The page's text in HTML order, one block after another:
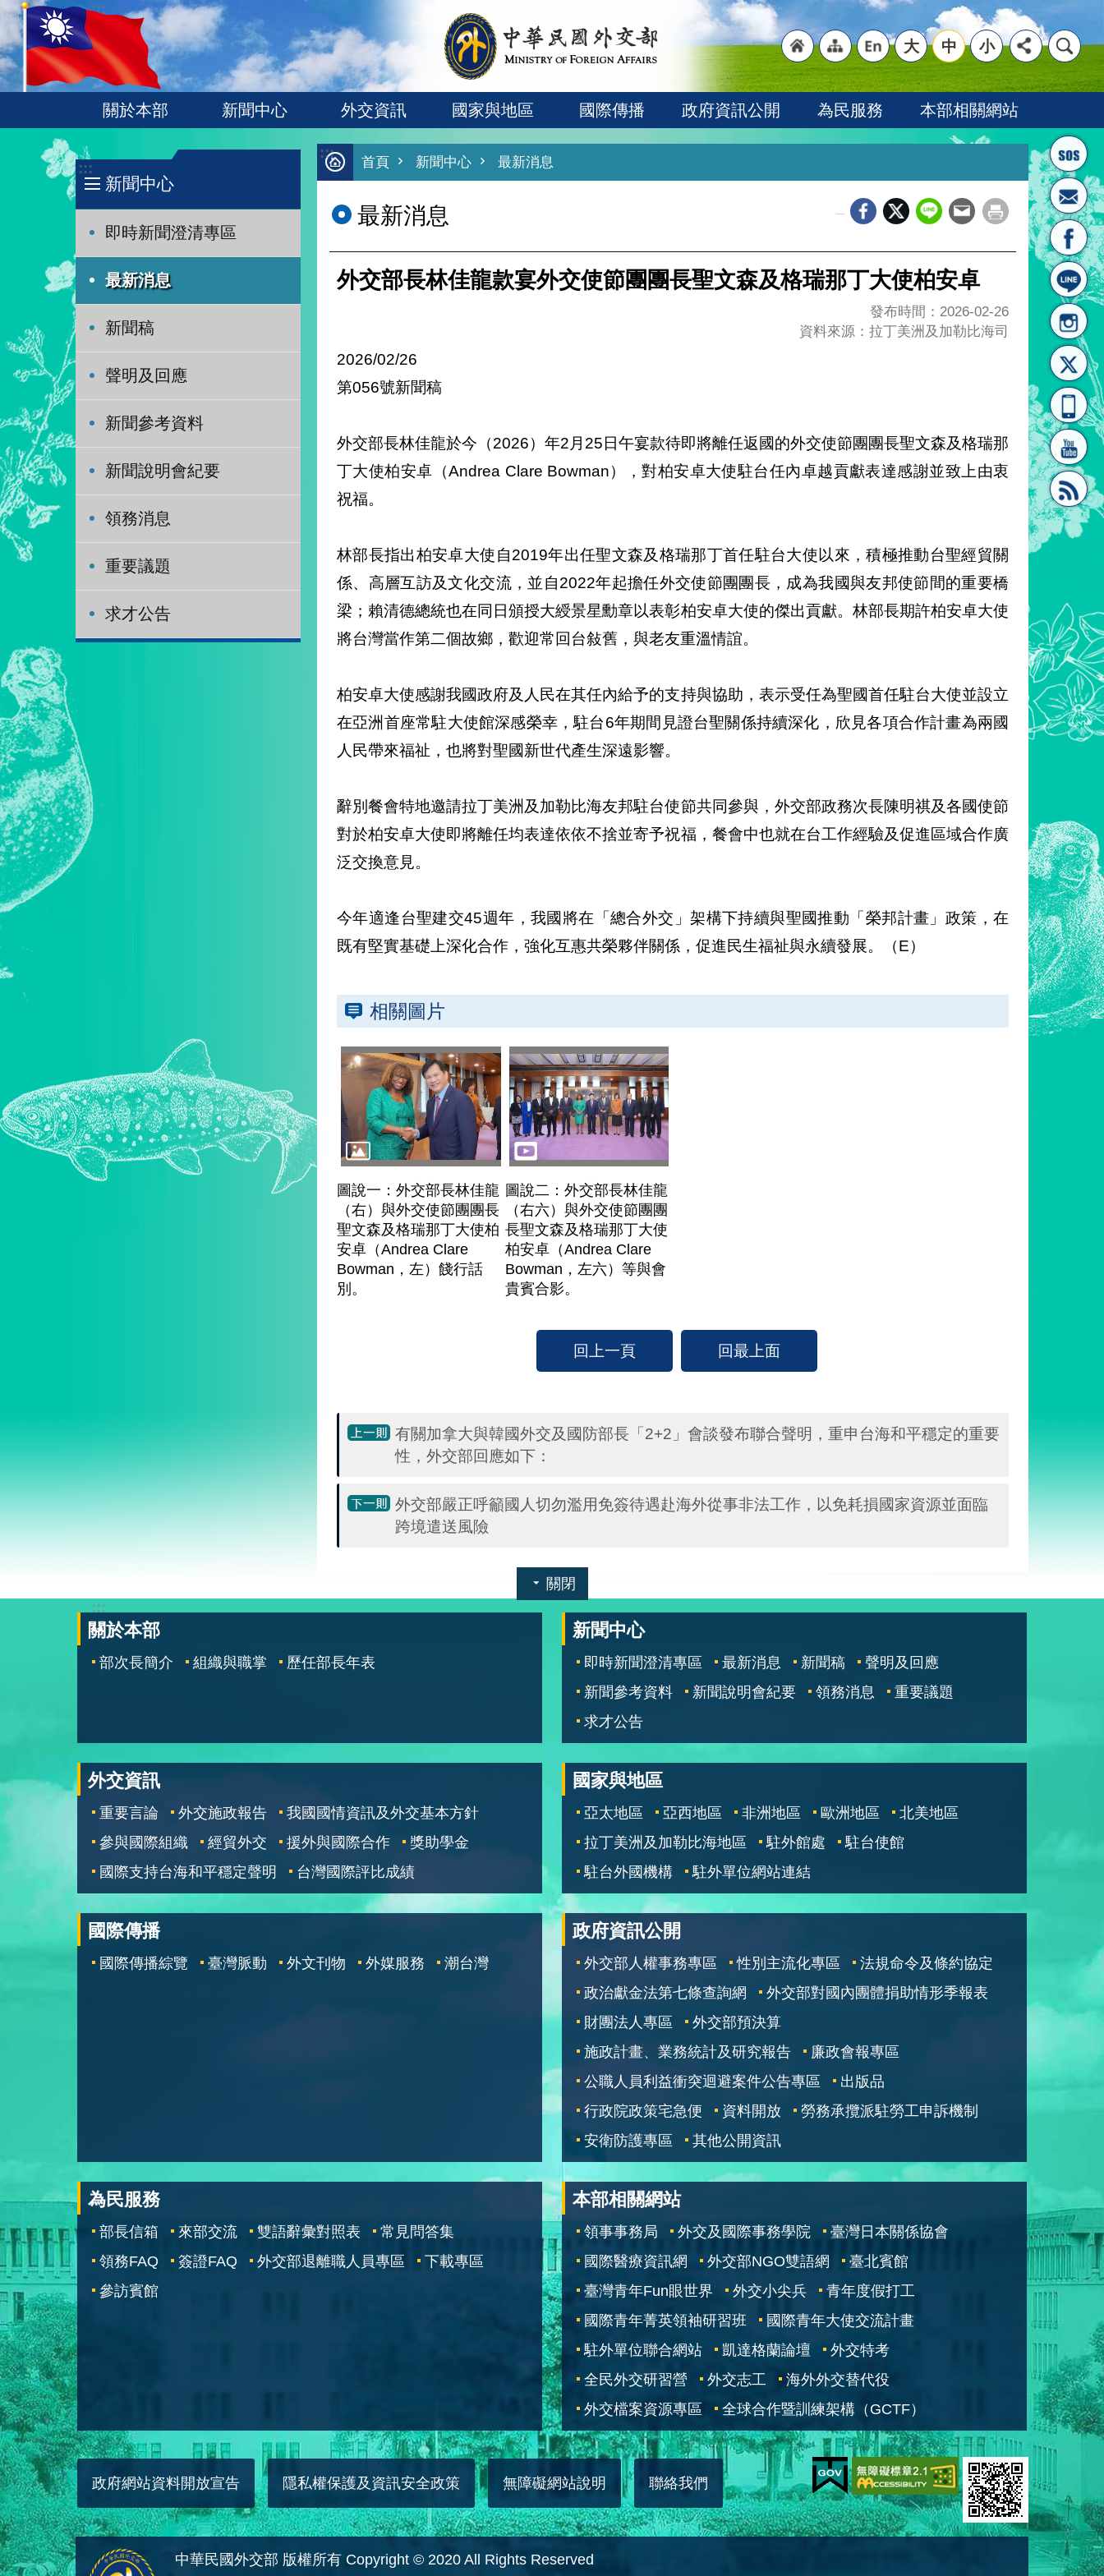
跳到主要內容區塊
:::
首頁
"網
站導
"英
文語
大 中 小
關於本部 新聞中心 外交資訊 國家與地區 國際傳播 政府資訊公開 為民服務 本部相關網站
:::
新聞中心
即時新聞澄清專區
最新消息
新聞稿
聲明及回應
新聞參考資料
新聞說明會紀要
領務消息
重要議題
求才公告
:::
首頁 新聞中心 最新消息
最新消息
外交部長林佳龍款宴外交使節團團長聖文森及格瑞那丁大使柏安卓
發布時間：2026-02-26
資料來源：拉丁美洲及加勒比海司
2026/02/26
第056號新聞稿
外交部長林佳龍於今（2026）年2月25日午宴款待即將離任返國的外交使節團團長聖文森及格瑞那
丁大使柏安卓（Andrea Clare Bowman），對柏安卓大使駐台任內卓越貢獻表達感謝並致上由衷
祝福。
林部長指出柏安卓大使自2019年出任聖文森及格瑞那丁首任駐台大使以來，積極推動台聖經貿關
係、高層互訪及文化交流，並自2022年起擔任外交使節團團長，成為我國與友邦使節間的重要橋
梁；賴清德總統也在同日頒授大綬景星勳章以表彰柏安卓大使的傑出貢獻。林部長期許柏安卓大使
將台灣當作第二個故鄉，歡迎常回台敍舊，與老友重溫情誼。
柏安卓大使感謝我國政府及人民在其任內給予的支持與協助，表示受任為聖國首任駐台大使並設立
在亞洲首座常駐大使館深感榮幸，駐台6年期間見證台聖關係持續深化，欣見各項合作計畫為兩國
人民帶來福祉，也將對聖國新世代產生深遠影響。
辭別餐會特地邀請拉丁美洲及加勒比海友邦駐台使節共同參與，外交部政務次長陳明祺及各國使節
對於柏安卓大使即將離任均表達依依不捨並寄予祝福，餐會中也就在台工作經驗及促進區域合作廣
泛交換意見。
今年適逢台聖建交45週年，我國將在「總合外交」架構下持續與聖國推動「榮邦計畫」政策，在
既有堅實基礎上深化合作，強化互惠共榮夥伴關係，促進民生福祉與永續發展。（E）
相關圖片
圖說一：外交部長林佳龍
（右）與外交使節團團長
聖文森及格瑞那丁大使柏
安卓（Andrea Clare
Bowman，左）餞行話
別。
圖說二：外交部長林佳龍
（右六）與外交使節團團
長聖文森及格瑞那丁大使
柏安卓（Andrea Clare
Bowman，左六）等與會
貴賓合影。
回上一頁 回最上面
有關加拿大與韓國外交及國防部長「2+2」會談發布聯合聲明，重申台海和平穩定的重要
性，外交部回應如下：
外交部嚴正呼籲國人切勿濫用免簽待遇赴海外從事非法工作，以免耗損國家資源並面臨
跨境遣送風險
關閉
:::
關於本部
部次長簡介 組織與職掌 歷任部長年表
新聞中心
即時新聞澄清專區 最新消息 新聞稿
聲明及回應
新聞參考資料
新聞說明會紀要 領務消息
重要議題
求才公告
外交資訊
重要言論 外交施政報告
我國國情資訊及外交基本方針
參與國際組織
經貿外交 援外與國際合作
獎助學金
國際支持台海和平穩定聲明
台灣國際評比成績
國家與地區
亞太地區 亞西地區 非洲地區 歐洲地區
北美地區
拉丁美洲及加勒比海地區
駐外館處
駐台使館
駐台外國機構
駐外單位網站連結
國際傳播
國際傳播綜覽 臺灣脈動 外文刊物 外媒服務 潮台灣
政府資訊公開
外交部人權事務專區 性別主流化專區
法規命令及條約協定
政治獻金法第七條查詢網
外交部對國內團體捐助情形季報表
財團法人專區
外交部預決算
施政計畫、業務統計及研究報告
廉政會報專區
公職人員利益衝突迴避案件公告專區
出版品
行政院政策宅急便
資料開放
勞務承攬派駐勞工申訴機制
安衛防護專區
其他公開資訊
為民服務
部長信箱 來部交流 雙語辭彙對照表
常見問答集
領務FAQ
簽證FAQ 外交部退離職人員專區
下載專區
參訪賓館
本部相關網站
領事事務局 外交及國際事務學院
臺灣日本關係協會
國際醫療資訊網
外交部NGO雙語網
臺北賓館
臺灣青年Fun眼世界
外交小尖兵
青年度假打工
國際青年菁英領袖研習班
國際青年大使交流計畫
駐外單位聯合網站
凱達格蘭論壇
外交特考
全民外交研習營
外交志工
海外外交替代役
外交檔案資源專區
全球合作暨訓練架構（GCTF）
政府網站資料開放宣告 隱私權保護及資訊安全政策 無障礙網站說明 聯絡我們
中華民國外交部 版權所有 Copyright © 2020 All Rights Reserved